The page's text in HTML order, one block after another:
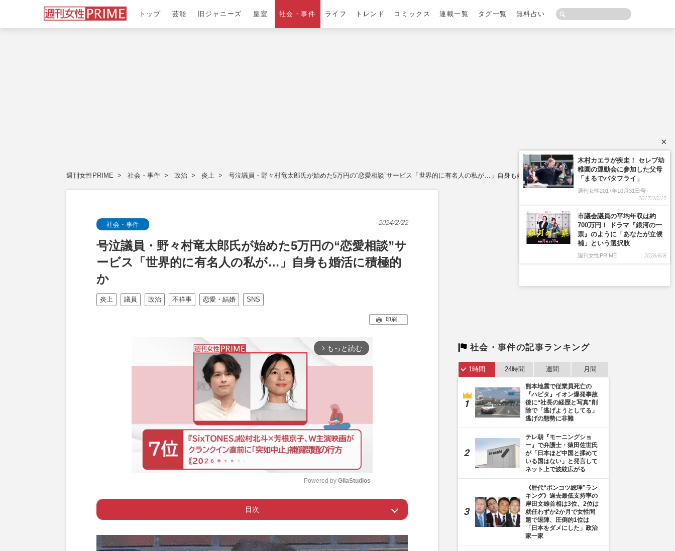
トップ 芸能 旧ジャニーズ 皇室 社会・事件 ライフ トレンド コミックス 連載一覧 タグ一覧 無料占い
週刊女性PRIME 社会・事件 政治 炎上 号泣議員・野々村竜太郎氏が始めた5万円の“恋愛相談”サービス「世界的に有名人の私が…」自身も婚活に積極的か
社会・事件 2024/2/22
号泣議員・野々村竜太郎氏が始めた5万円の“恋愛相談”サ
ービス「世界的に有名人の私が…」自身も婚活に積極的
か
炎上 議員 政治 不祥事 恋愛・結婚 SNS
印刷
arrow_forward_ios もっと読む
t
Powered by GliaStudios
目次
Page 1 ー 《世界的に有名人の私が》
社会・事件の記事ランキング
1時間 24時間 週間 月間
熊本地震で従業員死亡の
『ハビタ』イオン爆発事故
後に“社長の経歴と写真”削
除で「逃げようとしてる」
逃げの態勢に非難
テレ朝『モーニングショ
ー』で弁護士・猿田佐世氏
が「日本ほど中国と揉めて
いる国はない」と発言して
ネット上で波紋広がる
《歴代“ポンコツ総理”ラン
キング》過去最低支持率の
岸田文雄首相は3位、2位は
就任わずか2か月で女性問
題で退陣、圧倒的1位は
「日本をダメにした」政治
家一家
×
木村カエラが疾走！ セレブ幼
稚園の運動会に参加した父母
「まるでバタフライ」
週刊女性2017年10月31日号
2017/10/17
市議会議員の平均年収は約
700万円！ ドラマ『銀河の一
票』のように「あなたが立候
補」という選択肢
週刊女性PRIME 2026/6/8